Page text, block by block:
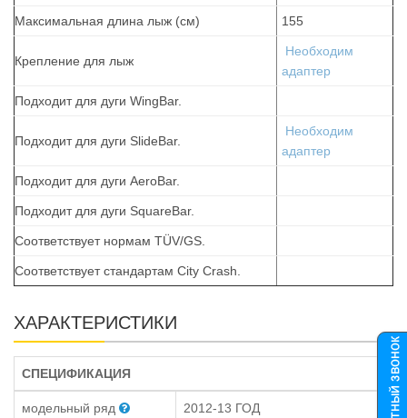
Максимальная длина лыж (см) 155
Крепление для лыж
Необходим
адаптер
Подходит для дуги WingBar.
Подходит для дуги SlideBar.
Необходим
адаптер
Подходит для дуги AeroBar.
Подходит для дуги SquareBar.
Соответствует нормам TÜV/GS.
Соответствует стандартам City Crash.
ХАРАКТЕРИСТИКИ
СПЕЦИФИКАЦИЯ
модельный ряд 2012-13 ГОД